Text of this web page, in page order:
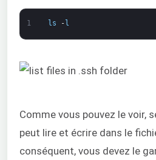
1 ls -l
Comme vous pouvez le voir,
peut lire et écrire dans le
conséquent, vous devez le